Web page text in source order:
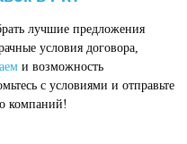
лучшие предложения
условия договора,
и возможность
с условиями и отправьте
компаний!